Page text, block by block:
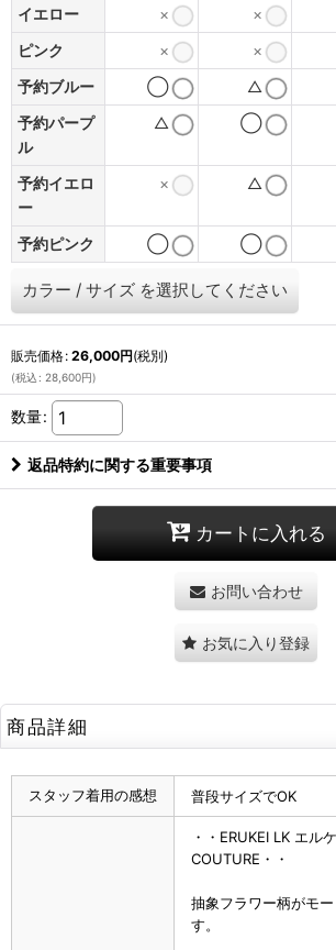
イエロー
× ×
ピンク
× ×
予約ブルー
◯ △
予約パープ
ル
△ ◯
予約イエロ
ー
× △
予約ピンク ◯ ◯
カラー / サイズ を選択してください
販売価格: 26,000円(税別)
(税込 : 28,600円)
数量:
返品特約に関する重要事項
カートに入れる
お問い合わせ
お気に入り登録
商品詳細
スタッフ着用の感想 普段サイズでOK
・・ERUKEI LK エル
COUTURE・・
抽象フラワー柄がモ
す。